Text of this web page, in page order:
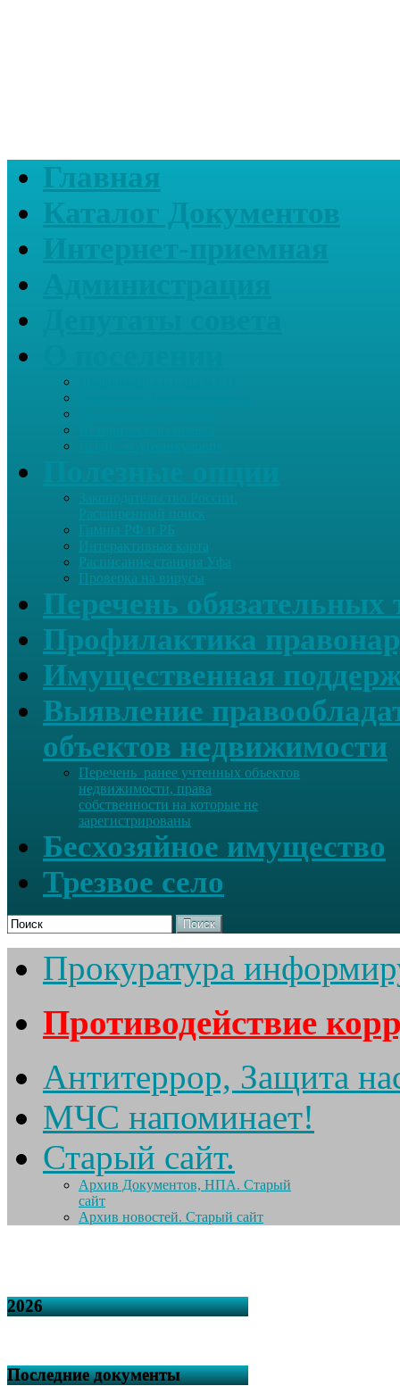
Главная
Каталог Документов
Интерактивная карта
Расписание станция Уфа
Проверка на вирусы
Перечень обязательных
Профилактика
Имущественная
Выявление
объектов недвижимости
Перечень ранее учтенных объектов
недвижимости, права
собственности на которые не
зарегистрированы
Бесхозяйное имущество
Трезвое село
Поиск
Прокуратура
Противодействие
Антитеррор, Защита
МЧС напоминает!
Старый сайт.
Архив Документов, НПА. Старый
сайт
Архив новостей. Старый сайт
2026
Последние документы